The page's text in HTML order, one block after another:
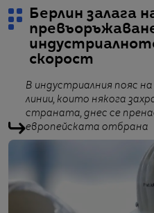
Берлин залага
скорост
В индустриалния пояс
линии, които някога
страната, днес се
европейската отбрана